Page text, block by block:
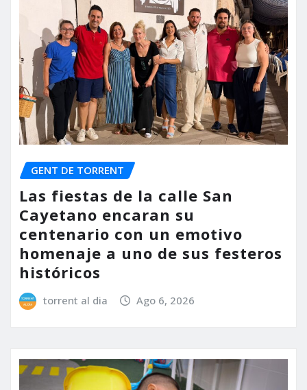
GENT DE TORRENT
Las fiestas de la calle San
Cayetano encaran su
centenario con un emotivo
homenaje a uno de sus festeros
históricos
torrent al dia Ago 6, 2026